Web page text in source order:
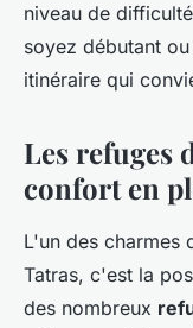
niveau de
soyez débutant
itinéraire qui
Les refuges
confort en
L'un des charmes
Tatras, c'est la
des nombreux